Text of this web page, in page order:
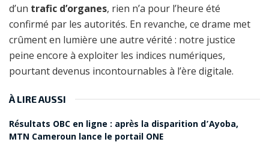
d’un trafic d’organes, rien n’a pour l’heure été
confirmé par les autorités. En revanche, ce drame met
crûment en lumière une autre vérité : notre justice
peine encore à exploiter les indices numériques,
pourtant devenus incontournables à l’ère digitale.
À LIRE AUSSI
Résultats OBC en ligne : après la disparition d’Ayoba,
MTN Cameroun lance le portail ONE